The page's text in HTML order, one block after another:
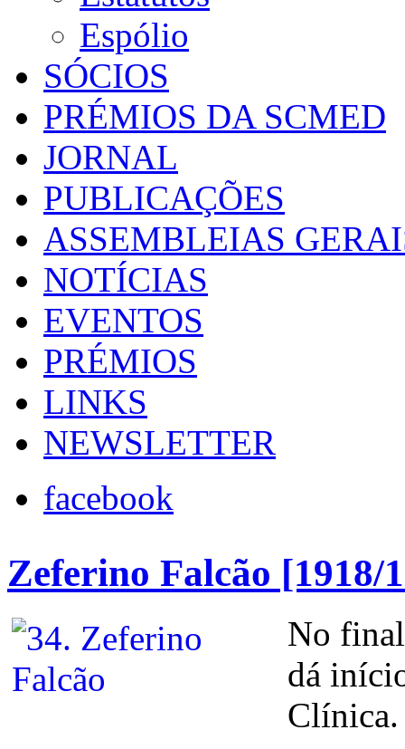
Espólio
SÓCIOS
PRÉMIOS DA SCMED
JORNAL
PUBLICAÇÕES
ASSEMBLEIAS
NOTÍCIAS
EVENTOS
PRÉMIOS
LINKS
NEWSLETTER
facebook
Zeferino Falcão [1918/
No
dá
Clínica.